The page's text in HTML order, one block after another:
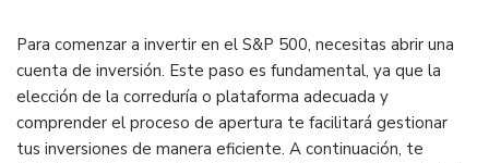
Para comenzar a invertir en el S&P 500, necesitas abrir una
cuenta de inversión. Este paso es fundamental, ya que la
elección de la correduría o plataforma adecuada y
comprender el proceso de apertura te facilitará gestionar
tus inversiones de manera eficiente. A continuación, te